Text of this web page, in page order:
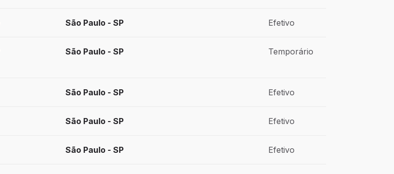
São Paulo - SP Efetivo
São Paulo - SP Temporário
São Paulo - SP Efetivo
São Paulo - SP Efetivo
São Paulo - SP Efetivo